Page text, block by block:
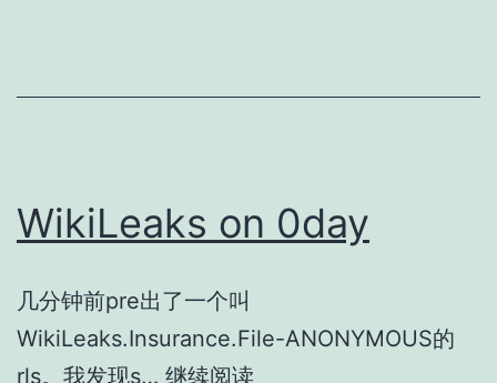
WikiLeaks on 0day
几分钟前pre出了一个叫
WikiLeaks.Insurance.File-ANONYMOUS的
rls。我发现s… 继续阅读